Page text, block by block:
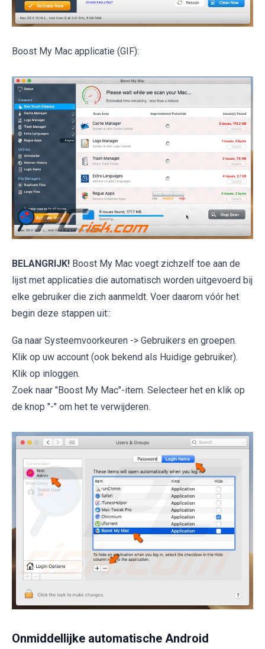
Boost My Mac applicatie (GIF):
BELANGRIJK! Boost My Mac voegt zichzelf toe aan de
lijst met applicaties die automatisch worden uitgevoerd bij
elke gebruiker die zich aanmeldt. Voer daarom vóór het
begin deze stappen uit::
Ga naar Systeemvoorkeuren -> Gebruikers en groepen.
Klik op uw account (ook bekend als Huidige gebruiker).
Klik op inloggen.
Zoek naar "Boost My Mac"-item. Selecteer het en klik op
de knop "-" om het te verwijderen.
Onmiddellijke automatische Android